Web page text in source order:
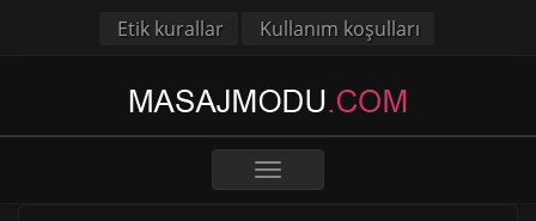
Etik kurallar Kullanım koşulları
Toggle